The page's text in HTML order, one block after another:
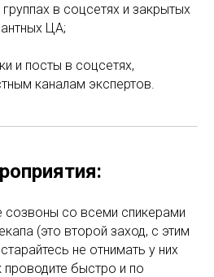
в соцсетях и закрытых
ЦА;
и посты в соцсетях,
каналам экспертов.
созвоны со всеми спикерами
(это второй заход, с этим
не отнимать у них
быстро и по